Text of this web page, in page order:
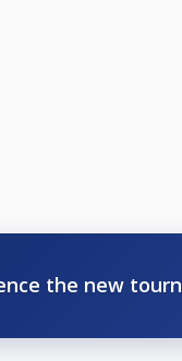
the new